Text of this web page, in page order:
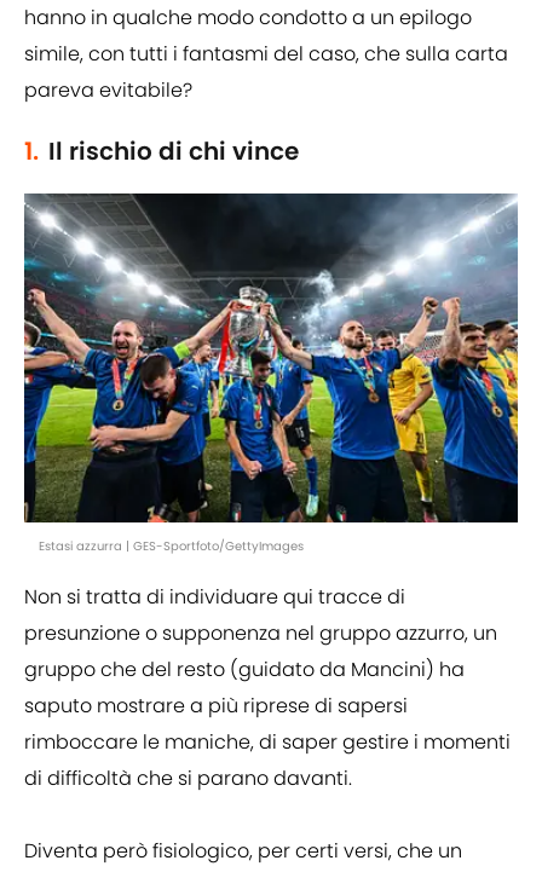
hanno in qualche modo condotto a un epilogo
simile, con tutti i fantasmi del caso, che sulla carta
pareva evitabile?
1. Il rischio di chi vince
Estasi azzurra | GES-Sportfoto/GettyImages
Non si tratta di individuare qui tracce di
presunzione o supponenza nel gruppo azzurro, un
gruppo che del resto (guidato da Mancini) ha
saputo mostrare a più riprese di sapersi
rimboccare le maniche, di saper gestire i momenti
di difficoltà che si parano davanti.
Diventa però fisiologico, per certi versi, che un